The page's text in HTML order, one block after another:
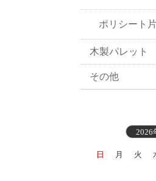
ポリシート
mm幅
木製パレット
その他
2026
日 月 火